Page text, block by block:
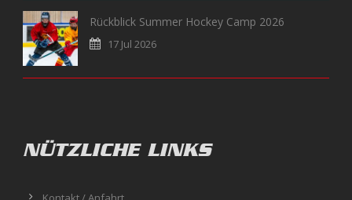
Rückblick Summer Hockey Camp 2026
17 Jul 2026
NÜTZLICHE LINKS